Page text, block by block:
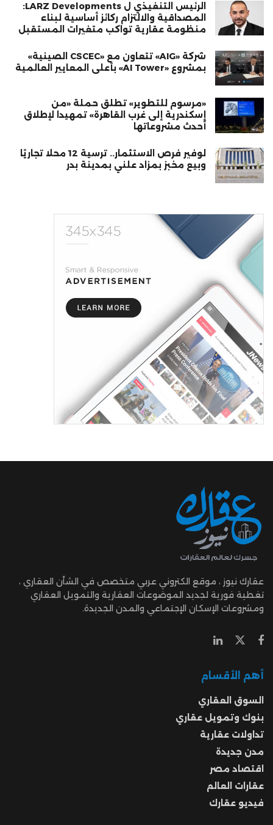
الرئيس التنفيذي ل LARZ Developments:
المصداقية والالتزام ركائز أساسية لبناء
منظومة عقارية تواكب متغيرات المستقبل
شركة «AIG» تتعاون مع «CSCEC الصينية»
بمشروع «AI Tower» بأعلى المعايير العالمية
«مرسوم للتطوير» تطلق حملة «من
إسكندرية إلى غرب القاهرة» تمهيدا لإطلاق
أحدث مشروعاتها
لوفير فرص الاستثمار.. ترسية 12 محلًا تجاريًا
وبيع مخبز بمزاد علني بمدينة بدر
عقارك نيوز ، موقع الكتروني عربي متخصص في الشأن العقاري ،
تغطية فورية لجديد الموضوعات العقارية والتمويل العقاري
ومشروعات الإسكان الإجتماعي والمدن الجديدة.
أهم الأقسام
السوق العقاري
بنوك وتمويل عقاري
تداولات عقارية
مدن جديدة
اقتصاد مصر
عقارات العالم
فيديو عقارك